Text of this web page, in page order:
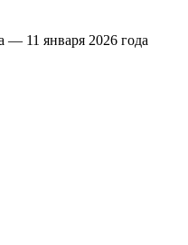
— 11 января 2026 года